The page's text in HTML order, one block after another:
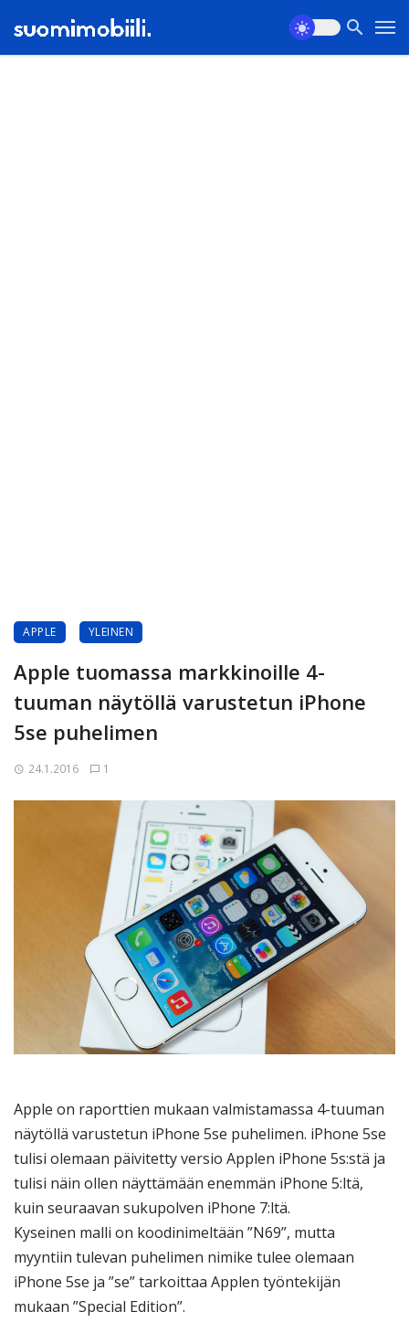
APPLE YLEINEN
Apple tuomassa markkinoille 4-
tuuman näytöllä varustetun iPhone
5se puhelimen
24.1.2016 1
Apple on raporttien mukaan valmistamassa 4-tuuman
näytöllä varustetun iPhone 5se puhelimen. iPhone 5se
tulisi olemaan päivitetty versio Applen iPhone 5s:stä ja
tulisi näin ollen näyttämään enemmän iPhone 5:ltä,
kuin seuraavan sukupolven iPhone 7:ltä.
Kyseinen malli on koodinimeltään ”N69”, mutta
myyntiin tulevan puhelimen nimike tulee olemaan
iPhone 5se ja ”se” tarkoittaa Applen työntekijän
mukaan ”Special Edition”.